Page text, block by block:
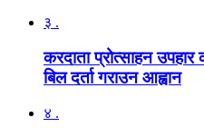
३ .
करदाता प्रोत्साहन
बिल दर्ता गराउन आह्वान
४ .